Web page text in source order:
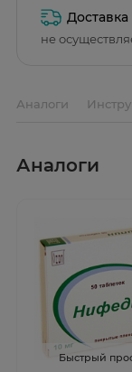
Доставка
не
Аналоги
Аналоги
Быстрый